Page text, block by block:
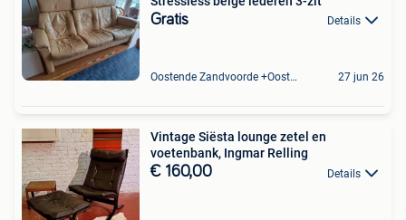
Gratis Details
Oostende Zandvoorde +Oostende 27 jun 26
Vintage Siësta lounge zetel en
voetenbank, Ingmar Relling
€ 160,00 Details